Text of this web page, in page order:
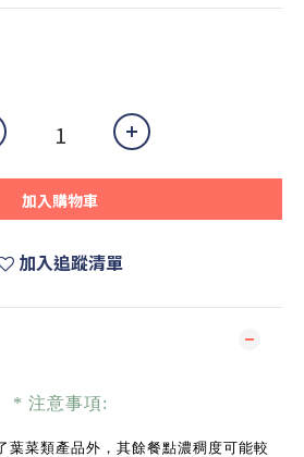
加入購物車
加入追蹤清單
* 注意事項:
葉菜類產品外，其餘餐點濃稠度可能較